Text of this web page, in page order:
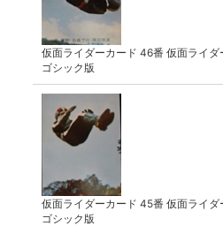
仮面ライダーカード 46番 仮面ライ
ゴシック版
仮面ライダーカード 45番 仮面ライ
ゴシック版